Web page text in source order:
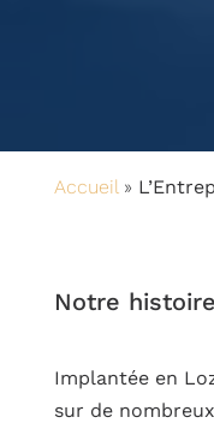
Accueil»
Notre
Implantée en
sur de